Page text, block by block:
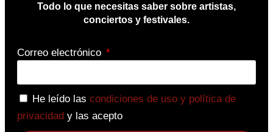
Todo lo que necesitas saber sobre artistas,
conciertos y festivales.
Correo electrónico
He leído las condiciones de uso y política de
privacidad y las acepto